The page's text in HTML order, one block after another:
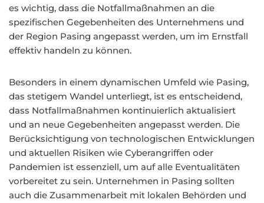
es wichtig, dass die Notfallmaßnahmen an die
spezifischen Gegebenheiten des Unternehmens und
der Region Pasing angepasst werden, um im Ernstfall
effektiv handeln zu können.
Besonders in einem dynamischen Umfeld wie Pasing,
das stetigem Wandel unterliegt, ist es entscheidend,
dass Notfallmaßnahmen kontinuierlich aktualisiert
und an neue Gegebenheiten angepasst werden. Die
Berücksichtigung von technologischen Entwicklungen
und aktuellen Risiken wie Cyberangriffen oder
Pandemien ist essenziell, um auf alle Eventualitäten
vorbereitet zu sein. Unternehmen in Pasing sollten
auch die Zusammenarbeit mit lokalen Behörden und